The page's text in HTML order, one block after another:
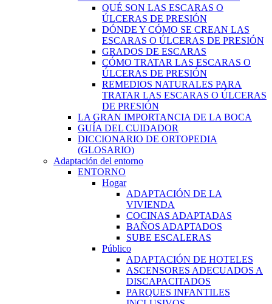
QUÉ SON LAS ESCARAS O
ÚLCERAS DE PRESIÓN
DÓNDE Y CÓMO SE CREAN LAS
ESCARAS O ÚLCERAS DE PRESIÓN
GRADOS DE ESCARAS
CÓMO TRATAR LAS ESCARAS O
ÚLCERAS DE PRESIÓN
REMEDIOS NATURALES PARA
TRATAR LAS ESCARAS O ÚLCERAS
DE PRESIÓN
LA GRAN IMPORTANCIA DE LA BOCA
GUÍA DEL CUIDADOR
DICCIONARIO DE ORTOPEDIA
(GLOSARIO)
Adaptación del entorno
ENTORNO
Hogar
ADAPTACIÓN DE LA
VIVIENDA
COCINAS ADAPTADAS
BAÑOS ADAPTADOS
SUBE ESCALERAS
Público
ADAPTACIÓN DE HOTELES
ASCENSORES ADECUADOS A
DISCAPACITADOS
PARQUES INFANTILES